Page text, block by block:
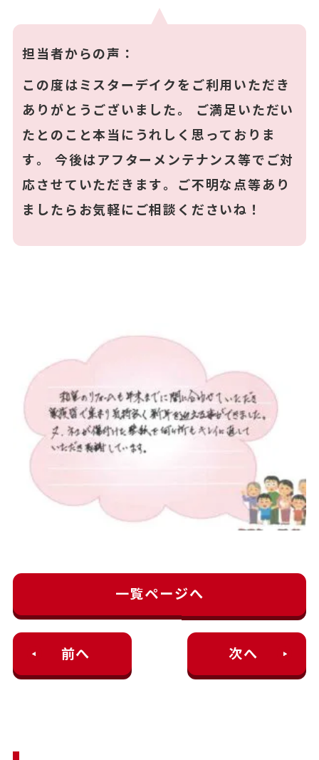
担当者からの声：
この度はミスターデイクをご利用いただき
ありがとうございました。 ご満足いただい
たとのこと本当にうれしく思っておりま
す。 今後はアフターメンテナンス等でご対
応させていただきます。ご不明な点等あり
ましたらお気軽にご相談くださいね！
前へ
一覧ページへ
次へ